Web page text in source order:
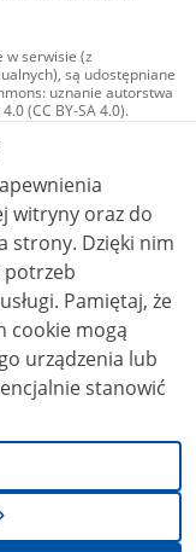
w serwisie (z
są udostępniane
uznanie autorstwa
(CC BY-SA 4.0).
zdjęcia, materiały
na licencji typu
użycie
4.0 (CC BY-
inaczej.
witryny oraz do
nim
potrzeb
że
cookie mogą
urządzenia lub
stanowić